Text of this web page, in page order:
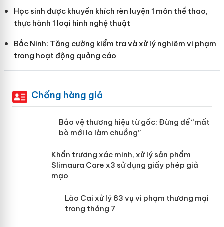
Học sinh được khuyến khích rèn luyện 1 môn thể thao,
thực hành 1 loại hình nghệ thuật
Bắc Ninh: Tăng cường kiểm tra và xử lý nghiêm vi phạm
trong hoạt động quảng cáo
Chống hàng giả
Bảo vệ thương hiệu từ gốc: Đừng để
“mất bò mới lo làm chuồng”
Slimaura Care x3 sử dụng giấy phép giả
mạo